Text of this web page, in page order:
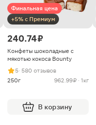
Финальная цена
+5% с Премиум
240.74 ₽
Конфеты шоколадные с
мякотью кокоса Bounty
5· 580 отзывов
250г
962.99 ₽ · 1кг
В корзину